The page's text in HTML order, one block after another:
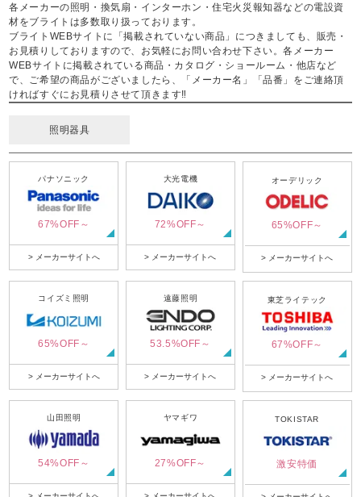
各メーカーの照明・換気扇・インターホン・住宅火災報知器などの電設資
材をブライトは多数取り扱っております。
ブライトWEBサイトに「掲載されていない商品」につきましても、販売・
お見積りしておりますので、お気軽にお問い合わせ下さい。各メーカー
WEBサイトに掲載されている商品・カタログ・ショールーム・他店など
で、ご希望の商品がございましたら、「メーカー名」「品番」をご連絡頂
ければすぐにお見積りさせて頂きます‼
照明器具
パナソニック
67%OFF～
> メーカーサイトへ
大光電機
72%OFF～
> メーカーサイトへ
オーデリック
65%OFF～
> メーカーサイトへ
コイズミ照明
65%OFF～
> メーカーサイトへ
遠藤照明
53.5%OFF～
> メーカーサイトへ
東芝ライテック
67%OFF～
> メーカーサイトへ
山田照明
54%OFF～
ヤマギワ
27%OFF～
TOKISTAR
激安特価